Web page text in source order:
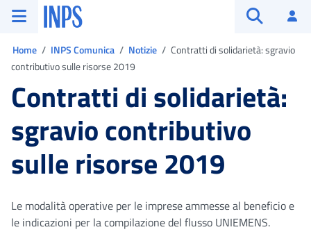
Vai al menu principale
Vai al contenuto principale
Vai al pie' di pagina
INPS ()
Home INPS Comunica Notizie
Contratti di solidarietà: sgravio
contributivo sulle risorse 2019
Contratti di solidarietà:
sgravio contributivo
sulle risorse 2019
Le modalità operative per le imprese ammesse al beneficio e
le indicazioni per la compilazione del flusso UNIEMENS.